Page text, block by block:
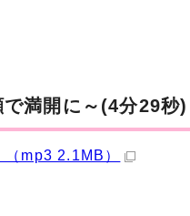
満開に～(4分29秒)
mp3 2.1MB）